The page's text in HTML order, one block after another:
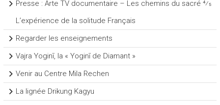
Presse : Arte TV documentaire – Les chemins du sacré 4⁄5
L’expérience de la solitude Français
Regarder les enseignements
Vajra Yoginī, la « Yoginī de Diamant »
Venir au Centre Mila Rechen
La lignée Drikung Kagyu